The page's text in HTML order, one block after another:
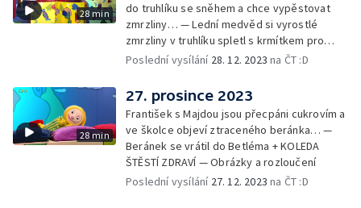
28 min
do truhlíku se sněhem a chce vypěstovat
zmrzliny… — Lední medvěd si vyrostlé
zmrzliny v truhlíku spletl s krmítkem pro
medvědy… — Kompas od medvěda +
Poslední vysílání 28. 12. 2023 na ČT :D
28 min
27. prosince 2023
František s Majdou jsou přecpáni cukrovím a
ve školce objeví ztraceného beránka… —
Beránek se vrátil do Betléma + KOLEDA
ŠTĚSTÍ ZDRAVÍ — Obrázky a rozloučení
Poslední vysílání 27. 12. 2023 na ČT :D